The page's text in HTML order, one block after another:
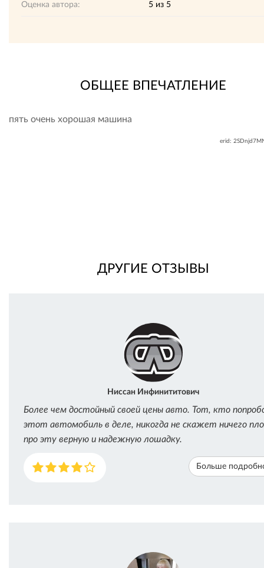
Оценка автора: 5из 5
ОБЩЕЕ ВПЕЧАТЛЕНИЕ
пять очень хорошая машина
erid:
ДРУГИЕ ОТЗЫВЫ
Ниссан Инфинититович
Более чем достойный своей цены авто. Тот, кто
этот автомобиль в деле, никогда не скажет ничего
про эту верную и надежную лошадку.
Больше